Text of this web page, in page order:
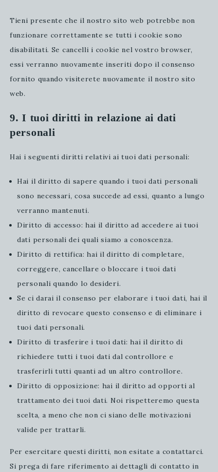
Tieni presente che il nostro sito web potrebbe non
funzionare correttamente se tutti i cookie sono
disabilitati. Se cancelli i cookie nel vostro browser,
essi verranno nuovamente inseriti dopo il consenso
fornito quando visiterete nuovamente il nostro sito
web.
9. I tuoi diritti in relazione ai dati
personali
Hai i seguenti diritti relativi ai tuoi dati personali:
Hai il diritto di sapere quando i tuoi dati personali
sono necessari, cosa succede ad essi, quanto a lungo
verranno mantenuti.
Diritto di accesso: hai il diritto ad accedere ai tuoi
dati personali dei quali siamo a conoscenza.
Diritto di rettifica: hai il diritto di completare,
correggere, cancellare o bloccare i tuoi dati
personali quando lo desideri.
Se ci darai il consenso per elaborare i tuoi dati, hai il
diritto di revocare questo consenso e di eliminare i
tuoi dati personali.
Diritto di trasferire i tuoi dati: hai il diritto di
richiedere tutti i tuoi dati dal controllore e
trasferirli tutti quanti ad un altro controllore.
Diritto di opposizione: hai il diritto ad opporti al
trattamento dei tuoi dati. Noi rispetteremo questa
scelta, a meno che non ci siano delle motivazioni
valide per trattarli.
Per esercitare questi diritti, non esitate a contattarci.
Si prega di fare riferimento ai dettagli di contatto in